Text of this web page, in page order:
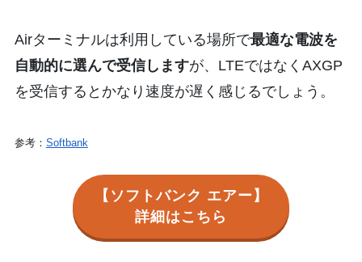
Airターミナルは利用している場所で最適な電波を
自動的に選んで受信しますが、LTEではなくAXGP
を受信するとかなり速度が遅く感じるでしょう。
参考： Softbank
【ソフトバンク エアー】
詳細はこちら